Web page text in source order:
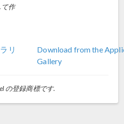
作
リ
Download from the
Gallery
の登録商標です.